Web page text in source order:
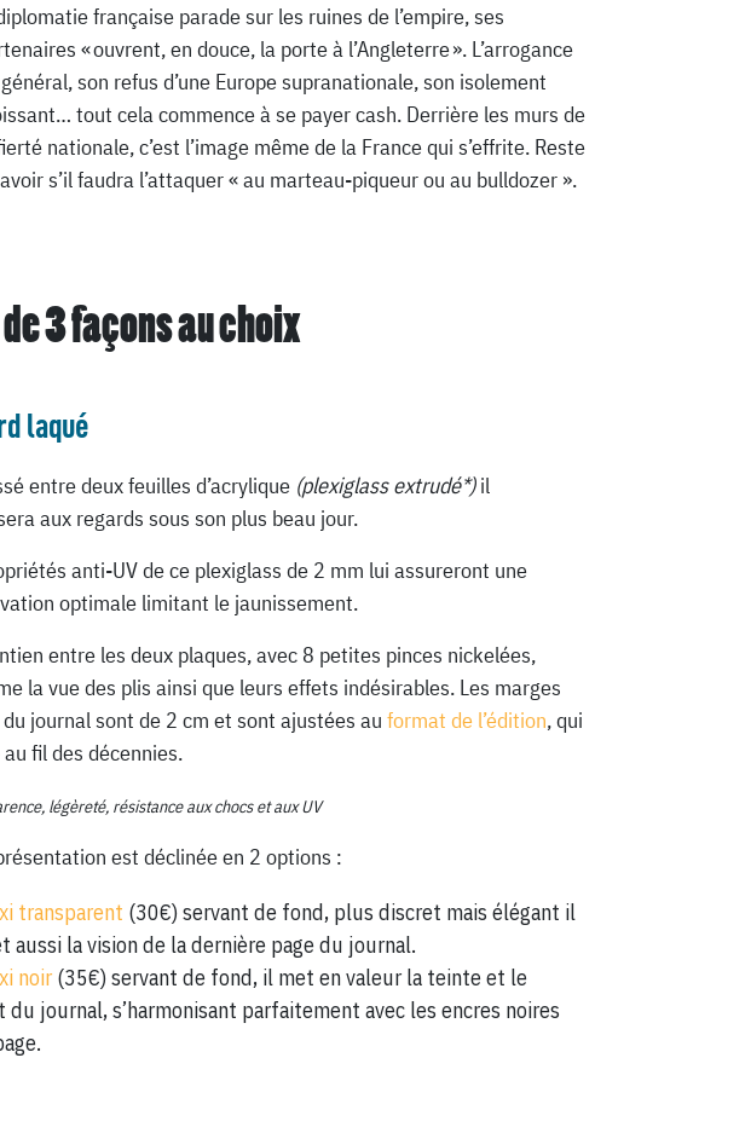
française parade sur les ruines de l’empire, ses
« ouvrent, en douce, la porte à l’Angleterre ». L’arrogance
son refus d’une Europe supranationale, son isolement
tout cela commence à se payer cash. Derrière les murs de
nationale, c’est l’image même de la France qui s’effrite. Reste
s’il faudra l’attaquer « au marteau-piqueur ou au bulldozer ».
3 façons au choix
laqué
entre deux feuilles d’acrylique (plexiglass extrudé*)il
aux regards sous son plus beau jour.
anti-UV de ce plexiglass de 2 mm lui assureront une
optimale limitant le jaunissement.
entre les deux plaques, avec 8 petites pinces nickelées,
la vue des plis ainsi que leurs effets indésirables. Les marges
journal sont de 2 cm et sont ajustées au format de l’édition, qui
fil des décennies.
légèreté, résistance aux chocs et aux UV
est déclinée en 2 options :
transparent (30€) servant de fond, plus discret mais élégant il
aussi la vision de la dernière page du journal.
noir (35€) servant de fond, il met en valeur la teinte et le
du journal, s’harmonisant parfaitement avec les encres noires